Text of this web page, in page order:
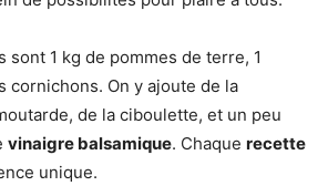
sont 1 kg de pommes de terre, 1
cornichons. On y ajoute de la
de la ciboulette, et un peu
vinaigre balsamique. Chaque recette
unique.